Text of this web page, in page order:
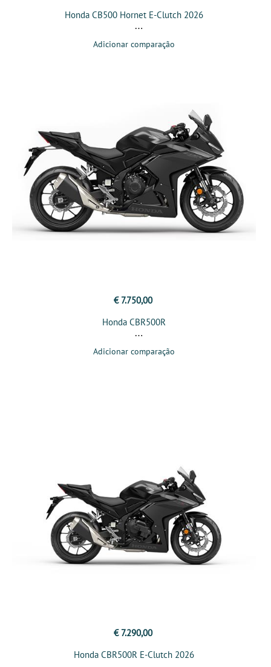
Honda CB500 Hornet E-Clutch 2026
Adicionar comparação
€ 7.750,00
Honda CBR500R
Adicionar comparação
€ 7.290,00
Honda CBR500R E-Clutch 2026